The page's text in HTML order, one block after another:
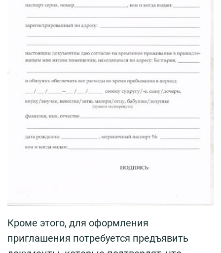
Кроме этого, для оформления
приглашения потребуется предъявить